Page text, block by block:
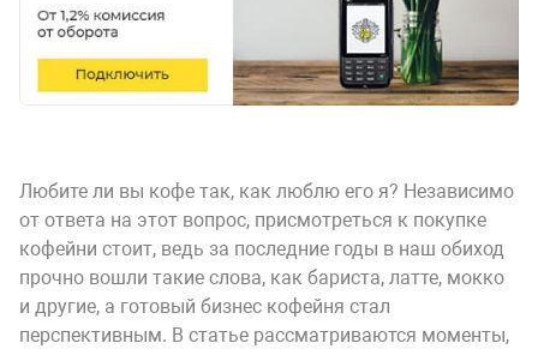
Любите ли вы кофе так, как люблю его я? Независимо
от ответа на этот вопрос, присмотреться к покупке
кофейни стоит, ведь за последние годы в наш обиход
прочно вошли такие слова, как бариста, латте, мокко
и другие, а готовый бизнес кофейня стал
перспективным. В статье рассматриваются моменты,